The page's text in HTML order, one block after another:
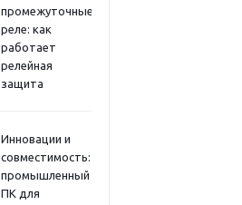
промежуточные
реле: как
работает
релейная
защита
Инновации и
совместимость:
промышленный
ПК для